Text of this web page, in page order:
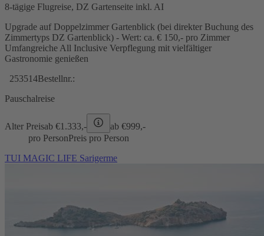
8-tägige Flugreise, DZ Gartenseite inkl. AI
Upgrade auf Doppelzimmer Gartenblick (bei direkter Buchung des
Zimmertyps DZ Gartenblick) - Wert: ca. € 150,- pro Zimmer
Umfangreiche All Inclusive Verpflegung mit vielfältiger
Gastronomie genießen
253514Bestellnr.:
Pauschalreise
Alter Preisab €1.333,- ab €999,-
pro PersonPreis pro Person
TUI MAGIC LIFE Sarigerme